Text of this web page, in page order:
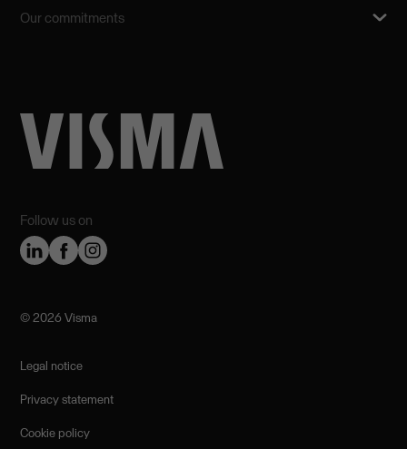
Follow us on
Our commitments
©️ 2026 Visma
Legal notice
Privacy statement
Cookie policy